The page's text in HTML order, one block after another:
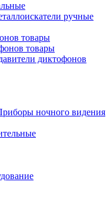
ручные
товары
товары
диктофонов
ночного видения